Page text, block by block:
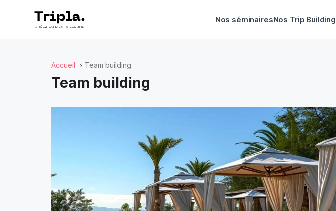
Nos séminairesNos Trip Building
Accueil Team building
Team building